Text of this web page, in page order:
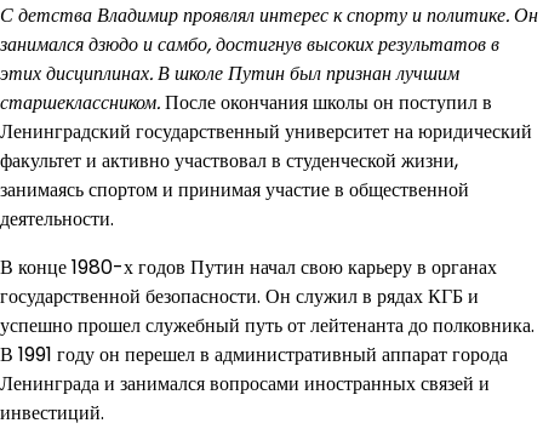
С детства Владимир проявлял интерес к спорту и политике. Он
занимался дзюдо и самбо, достигнув высоких результатов в
этих дисциплинах. В школе Путин был признан лучшим
старшеклассником.После окончания школы он поступил в
Ленинградский государственный университет на юридический
факультет и активно участвовал в студенческой жизни,
занимаясь спортом и принимая участие в общественной
деятельности.
В конце 1980-х годов Путин начал свою карьеру в органах
государственной безопасности. Он служил в рядах КГБ и
успешно прошел служебный путь от лейтенанта до полковника.
В 1991 году он перешел в административный аппарат города
Ленинграда и занимался вопросами иностранных связей и
инвестиций.